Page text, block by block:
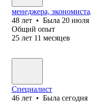
менеджера,
48 лет • Была 20 июля
Общий опыт
25 лет 11 месяцев
Специалист
46 лет • Была сегодня